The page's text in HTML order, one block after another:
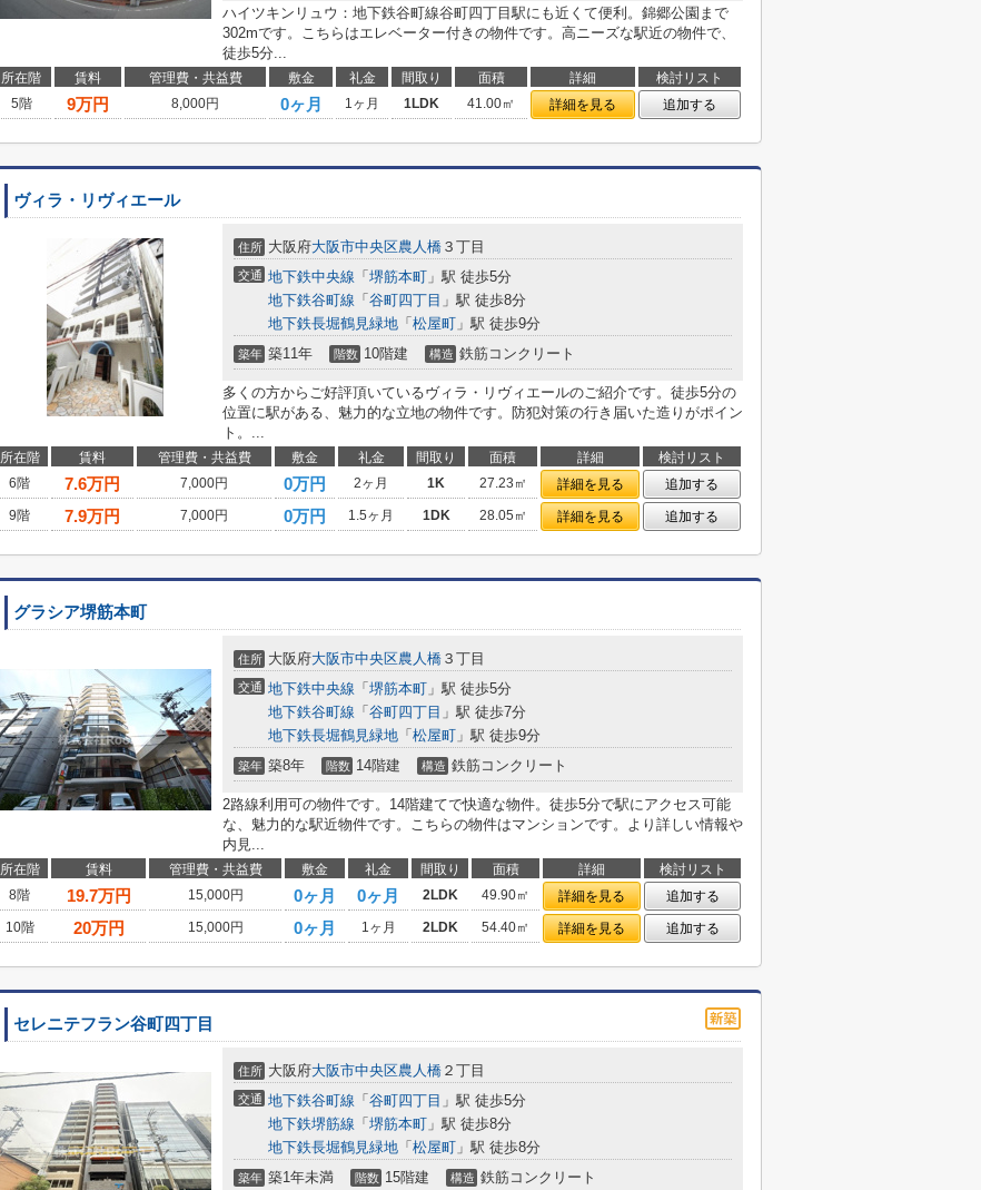
ハイツキンリュウ：地下鉄谷町線谷町四丁目駅にも近くて便利。錦郷公園まで
302mです。こちらはエレベーター付きの物件です。高ニーズな駅近の物件で、
徒歩5分...
所在階 賃料 管理費・共益費 敷金 礼金 間取り 面積 詳細
検討リスト
5階
9万円 8,000円 0ヶ月 1ヶ月 1LDK 41.00㎡ 詳細を見る 追加する
ヴィラ・リヴィエール
住所 大阪府大阪市中央区農人橋 ３丁目
交通 地下鉄中央線 「 堺筋本町 」駅 徒歩5分
地下鉄谷町線 「 谷町四丁目 」駅 徒歩8分
地下鉄長堀鶴見緑地 「 松屋町 」駅 徒歩9分
築年 築11年 階数 10階建 構造 鉄筋コンクリート
多くの方からご好評頂いているヴィラ・リヴィエールのご紹介です。徒歩5分の
位置に駅がある、魅力的な立地の物件です。防犯対策の行き届いた造りがポイン
ト。...
所在階 賃料 管理費・共益費 敷金 礼金 間取り 面積 詳細
検討リスト
6階
7.6万円 7,000円 0万円 2ヶ月 1K 27.23㎡ 詳細を見る
追加する
9階
7.9万円 7,000円 0万円 1.5ヶ月 1DK 28.05㎡ 詳細を見る 追加する
グラシア堺筋本町
住所 大阪府大阪市中央区農人橋 ３丁目
交通 地下鉄中央線 「 堺筋本町 」駅 徒歩5分
地下鉄谷町線 「 谷町四丁目 」駅 徒歩7分
地下鉄長堀鶴見緑地 「 松屋町 」駅 徒歩9分
築年 築8年 階数 14階建 構造 鉄筋コンクリート
2路線利用可の物件です。14階建てで快適な物件。徒歩5分で駅にアクセス可能
な、魅力的な駅近物件です。こちらの物件はマンションです。より詳しい情報や
内見...
所在階 賃料 管理費・共益費 敷金 礼金 間取り 面積 詳細
検討リスト
8階
19.7万円 15,000円 0ヶ月 0ヶ月 2LDK 49.90㎡ 詳細を見る
追加する
10階
20万円 15,000円 0ヶ月 1ヶ月 2LDK 54.40㎡ 詳細を見る 追加する
セレニテフラン谷町四丁目
住所 大阪府大阪市中央区農人橋 ２丁目
交通 地下鉄谷町線 「 谷町四丁目 」駅 徒歩5分
地下鉄堺筋線 「 堺筋本町 」駅 徒歩8分
地下鉄長堀鶴見緑地 「 松屋町 」駅 徒歩8分
築年 築1年未満 階数 15階建 構造 鉄筋コンクリート